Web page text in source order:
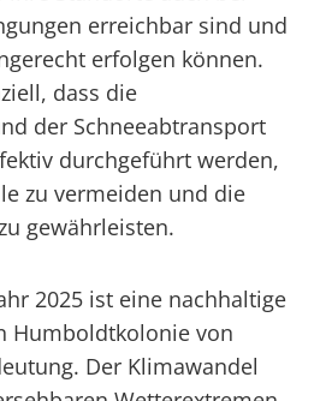
erreichbar sind und
erfolgen können.
dass die
der Schneeabtransport
durchgeführt werden,
zu vermeiden und die
gewährleisten.
2025 ist eine nachhaltige
Humboldtkolonie von
Der Klimawandel